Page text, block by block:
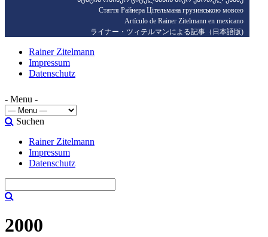
Стаття Райнера Цітельмана грузинською мовою
Artículo de Rainer Zitelmann en mexicano
ライナー・ツィテルマンによる記事（日本語版)
Rainer Zitelmann
Impressum
Datenschutz
- Menu -
Suchen
Rainer Zitelmann
Impressum
Datenschutz
2000